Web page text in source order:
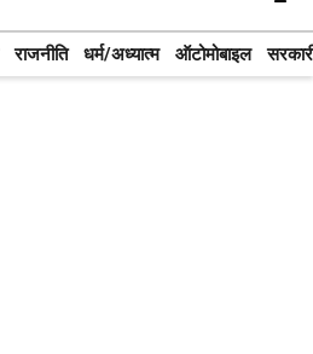
राजनीति धर्म/अध्यात्म ऑटोमोबाइल